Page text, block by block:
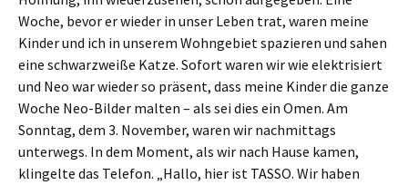
Woche, bevor er wieder in unser Leben trat, waren meine
Kinder und ich in unserem Wohngebiet spazieren und sahen
eine schwarzweiße Katze. Sofort waren wir wie elektrisiert
und Neo war wieder so präsent, dass meine Kinder die ganze
Woche Neo-Bilder malten – als sei dies ein Omen. Am
Sonntag, dem 3. November, waren wir nachmittags
unterwegs. In dem Moment, als wir nach Hause kamen,
klingelte das Telefon. „Hallo, hier ist TASSO. Wir haben